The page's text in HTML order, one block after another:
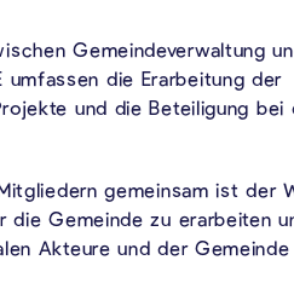
Gemeindeverwaltung
umfassen die Erarbeitung der
und die Beteiligung bei
gemeinsam ist der
Gemeinde zu erarbeiten
Akteure und der Gemeinde